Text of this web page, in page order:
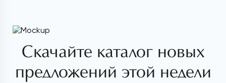
Скачайте каталог новых
предложений этой недели